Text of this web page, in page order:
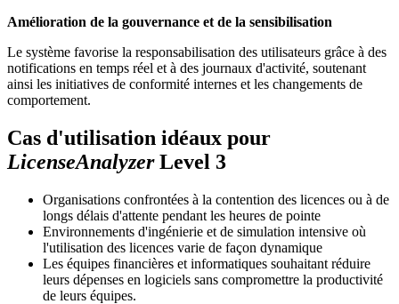
Amélioration de la gouvernance et de la sensibilisation
Le système favorise la responsabilisation des utilisateurs grâce à des
notifications en temps réel et à des journaux d'activité, soutenant
ainsi les initiatives de conformité internes et les changements de
comportement.
Cas d'utilisation idéaux pour
LicenseAnalyzerLevel 3
Organisations confrontées à la contention des licences ou à de
longs délais d'attente pendant les heures de pointe
Environnements d'ingénierie et de simulation intensive où
l'utilisation des licences varie de façon dynamique
Les équipes financières et informatiques souhaitant réduire
leurs dépenses en logiciels sans compromettre la productivité
de leurs équipes.